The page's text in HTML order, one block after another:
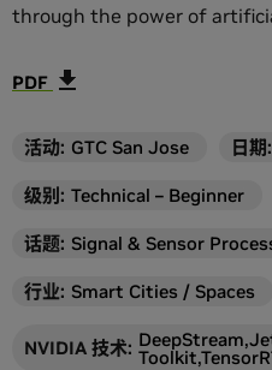
through the power of
PDF
活动: GTC San Jose 日期:
级别: Technical – Beginner
话题: Signal & Sensor
行业: Smart Cities / Spaces
NVIDIA 技术: